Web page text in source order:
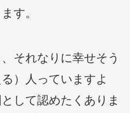
す。
それなりに幸せそう
）人っていますよ
して認めたくありま